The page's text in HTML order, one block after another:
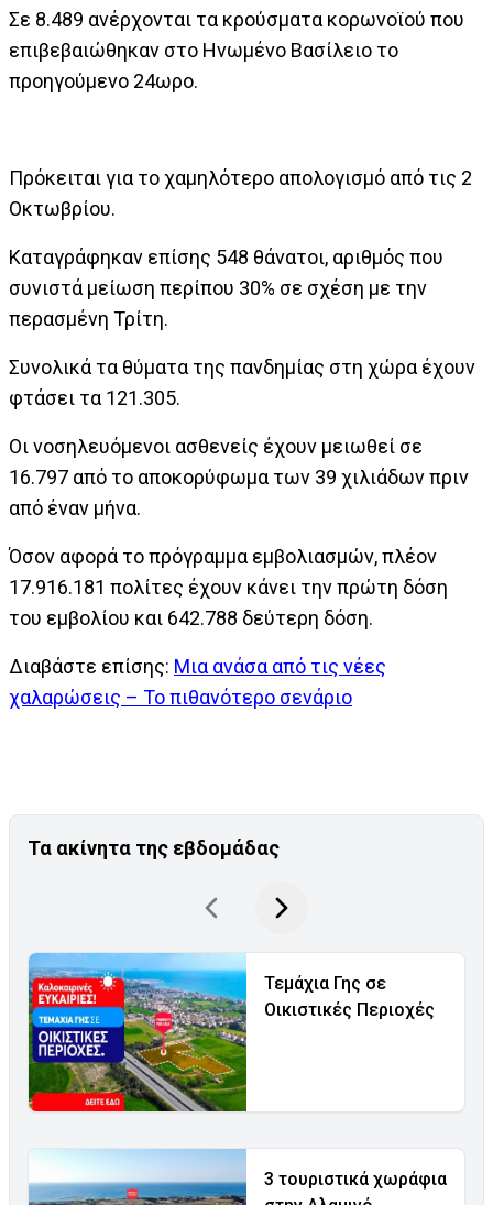
Σε 8.489 ανέρχονται τα κρούσματα κορωνοϊού που
επιβεβαιώθηκαν στο Ηνωμένο Βασίλειο το
προηγούμενο 24ωρο.
Πρόκειται για το χαμηλότερο απολογισμό από τις 2
Οκτωβρίου.
Καταγράφηκαν επίσης 548 θάνατοι, αριθμός που
συνιστά μείωση περίπου 30% σε σχέση με την
περασμένη Τρίτη.
Συνολικά τα θύματα της πανδημίας στη χώρα έχουν
φτάσει τα 121.305.
Οι νοσηλευόμενοι ασθενείς έχουν μειωθεί σε
16.797 από το αποκορύφωμα των 39 χιλιάδων πριν
από έναν μήνα.
Όσον αφορά το πρόγραμμα εμβολιασμών, πλέον
17.916.181 πολίτες έχουν κάνει την πρώτη δόση
του εμβολίου και 642.788 δεύτερη δόση.
Διαβάστε επίσης: Μια ανάσα από τις νέες
χαλαρώσεις – Το πιθανότερο σενάριο
Τα ακίνητα της εβδομάδας
Τεμάχια Γης σε
Οικιστικές Περιοχές
3 τουριστικά χωράφια